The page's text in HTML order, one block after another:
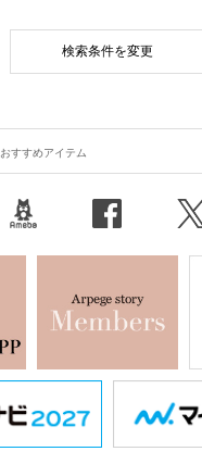
検索条件を変更
おすすめアイテム